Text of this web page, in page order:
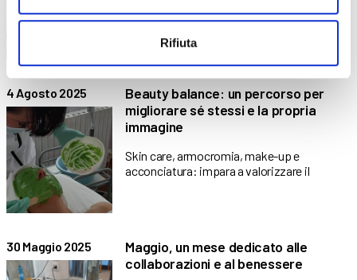
Rifiuta
4 Agosto 2025
Beauty balance: un percorso per
migliorare sé stessi e la propria
immagine
Skin care, armocromia, make-up e
acconciatura: impara a valorizzare il
30 Maggio 2025
Maggio, un mese dedicato alle
collaborazioni e al benessere